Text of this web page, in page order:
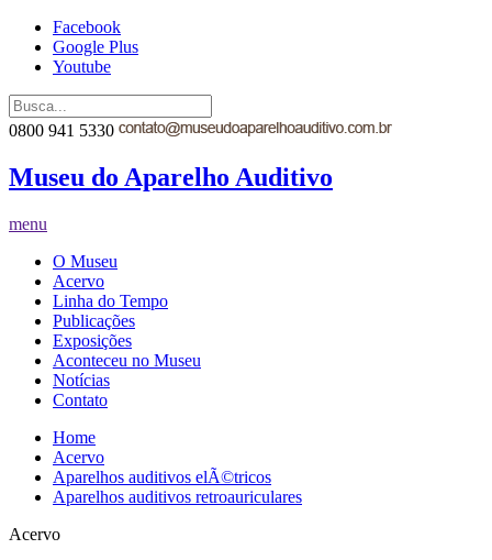
Facebook
Google Plus
Youtube
0800 941 5330
Museu do Aparelho Auditivo
menu
O Museu
Acervo
Linha do Tempo
Publicações
Exposições
Aconteceu no Museu
Notícias
Contato
Home
Acervo
Aparelhos auditivos elÃ©tricos
Aparelhos auditivos retroauriculares
Acervo